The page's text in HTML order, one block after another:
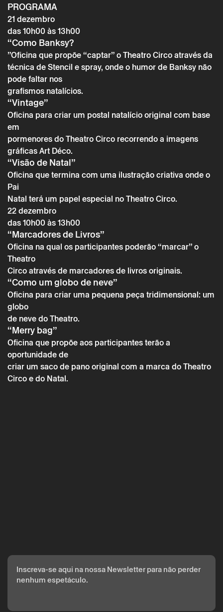
PROGRAMA
21 dezembro
das 10h00 às 13h00
“Como Banksy?
”Oficina que propõe “captar” o Theatro Circo através da
técnica de Stencil e spray, onde o humor de Banksy não
pode faltar nos
grafismos natalícios.
“Vintage”
Oficina para criar um postal natalício original com base
em
pormenores do Theatro Circo recorrendo a imagens
gráficas Art Déco.
“Visão de Natal”
Oficina que termina com uma ilustração criativa onde o
Pai
Natal terá um papel especial no Theatro Circo.
22 dezembro
das 10h00 às 13h00
“Marcadores de Livros”
Oficina na qual os participantes poderão “marcar” o
Theatro
Circo através de marcadores de livros originais.
“Como um globo de neve”
Oficina para criar uma pequena peça tridimensional: um
globo
de neve do Theatro.
“Merry bag”
Oficina que propõe aos participantes terão a
oportunidade de
criar um saco de pano original com a marca do Theatro
Circo e do Natal.
Inscreva-se aqui na nossa Newsletter para não perder
nenhum espetáculo.
Quarta 21 dezembro
OFICINAS PARA TEMPOS DISPONÍVEIS |
EDIÇÃO DE NATAL
* campos de preenchimento obrigatório.
A reserva só é válida após confirmação da parte do Theatro
Circo enviada por correio eletrónico.
Os seus dados pessoais serão tratados pelo Theatro Circo
com base no seu consentimento.
Ao submeter os seus dados, concorda com os termos
definidos na Política de Privacidade.